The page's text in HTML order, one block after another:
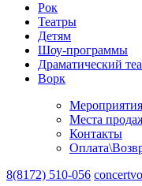
Рок
Театры
Детям
Шоу-программы
Драматический
Ворк
Мероприятия
Места
Контакты
8(8172) 510-056